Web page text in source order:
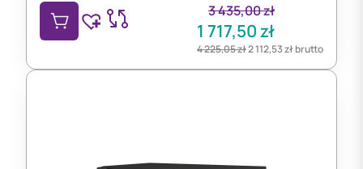
3 435,00zł
1 717,50zł
4 225,05zł2 112,53złbrutto